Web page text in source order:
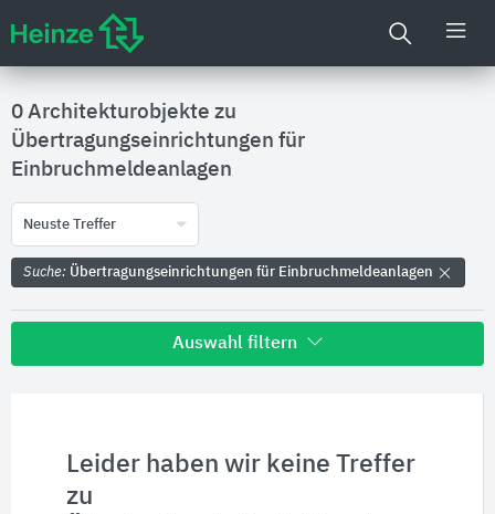
0 Architekturobjekte zu
Übertragungseinrichtungen für
Einbruchmeldeanlagen
Neuste Treffer
Suche: Übertragungseinrichtungen für Einbruchmeldeanlagen
Auswahl filtern
Produktinformationen
Leider haben wir keine Treffer
zu